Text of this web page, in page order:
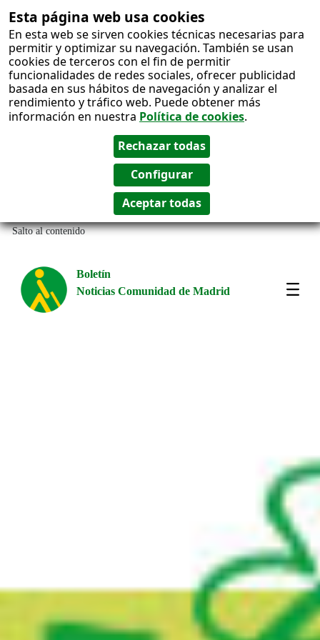
Esta página web usa cookies
En esta web se sirven cookies técnicas necesarias para
permitir y optimizar su navegación. También se usan
cookies de terceros con el fin de permitir
funcionalidades de redes sociales, ofrecer publicidad
basada en sus hábitos de navegación y analizar el
rendimiento y tráfico web. Puede obtener más
información en nuestra Política de cookies.
Salto al contenido
Boletín
Noticias Comunidad de Madrid